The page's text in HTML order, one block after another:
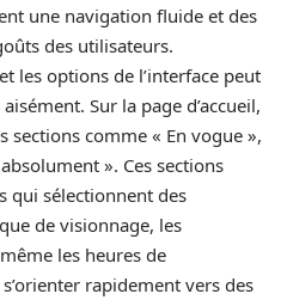
une navigation fluide et des
des utilisateurs.
les options de l’interface peut
Sur la page d’accueil,
comme « En vogue »,
». Ces sections
qui sélectionnent des
de visionnage, les
les heures de
rapidement vers des